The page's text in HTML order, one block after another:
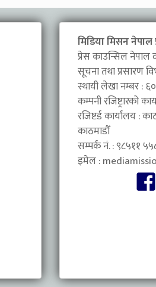
मिडिया मिसन नेपाल
प्रेस काउन्सिल नेपाल
सूचना तथा प्रसारण
स्थायी लेखा नम्बर :
कम्पनी रजिष्ट्रारको
रजिष्टर्ड कार्यालय :
काठमाडौँ
सम्पर्क नं. : ९८५११
इमेल :